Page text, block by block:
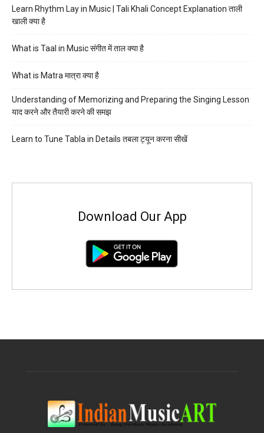
Learn Rhythm Lay in Music | Tali Khali Concept Explanation ताली
खाली क्या है
What is Taal in Music संगीत में ताल क्या है
What is Matra मात्रा क्या है
Understanding of Memorizing and Preparing the Singing Lesson
याद करने और तैयारी करने की समझ
Learn to Tune Tabla in Details तबला ट्यून करना सीखें
Download Our App